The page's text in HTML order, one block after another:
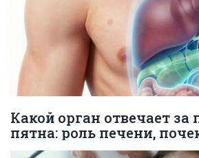
Какой орган отвечает
пятна: роль печени,
щитовидной железы